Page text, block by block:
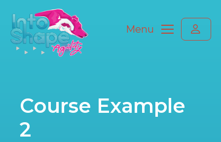
Menu
Course Example
2